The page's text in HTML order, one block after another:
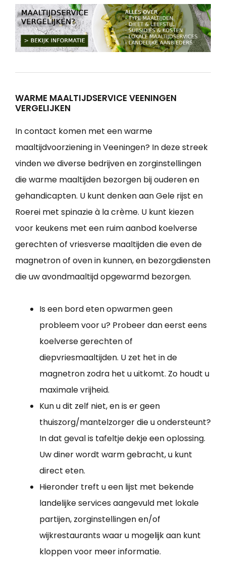
WARME MAALTIJDSERVICE VEENINGEN
VERGELIJKEN
In contact komen met een warme
maaltijdvoorziening in Veeningen? In deze streek
vinden we diverse bedrijven en zorginstellingen
die warme maaltijden bezorgen bij ouderen en
gehandicapten. U kunt denken aan Gele rijst en
Roerei met spinazie à la crème. U kunt kiezen
voor keukens met een ruim aanbod koelverse
gerechten of vriesverse maaltijden die even de
magnetron of oven in kunnen, en bezorgdiensten
die uw avondmaaltijd opgewarmd bezorgen.
Is een bord eten opwarmen geen
probleem voor u? Probeer dan eerst eens
koelverse gerechten of
diepvriesmaaltijden. U zet het in de
magnetron zodra het u uitkomt. Zo houdt u
maximale vrijheid.
Kun u dit zelf niet, en is er geen
thuiszorg/mantelzorger die u ondersteunt?
In dat geval is tafeltje dekje een oplossing.
Uw diner wordt warm gebracht, u kunt
direct eten.
Hieronder treft u een lijst met bekende
landelijke services aangevuld met lokale
partijen, zorginstellingen en/of
wijkrestaurants waar u mogelijk aan kunt
kloppen voor meer informatie.